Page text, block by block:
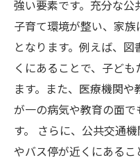
強い要素です。充分な公
子育て環境が整い、家
となります。例えば、
くにあることで、子ど
ます。また、医療機関
が一の病気や教育の面
す。 さらに、公共交通
やバス停が近くにあるこ